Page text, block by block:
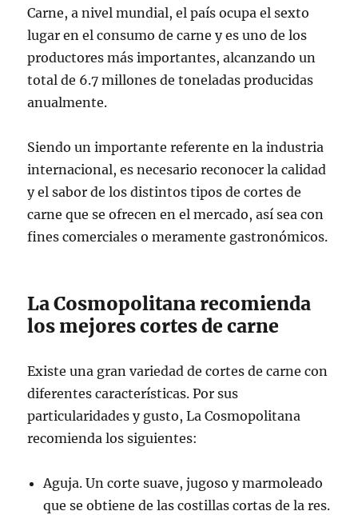
Carne, a nivel mundial, el país ocupa el sexto
lugar en el consumo de carne y es uno de los
productores más importantes, alcanzando un
total de 6.7 millones de toneladas producidas
anualmente.
Siendo un importante referente en la industria
internacional, es necesario reconocer la calidad
y el sabor de los distintos tipos de cortes de
carne que se ofrecen en el mercado, así sea con
fines comerciales o meramente gastronómicos.
La Cosmopolitana recomienda
los mejores cortes de carne
Existe una gran variedad de cortes de carne con
diferentes características. Por sus
particularidades y gusto, La Cosmopolitana
recomienda los siguientes:
Aguja. Un corte suave, jugoso y marmoleado
que se obtiene de las costillas cortas de la res.